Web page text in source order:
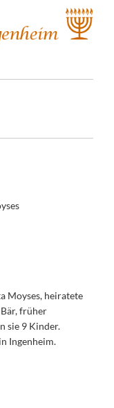
Moyses, heiratete
früher
sie 9 Kinder.
Ingenheim.